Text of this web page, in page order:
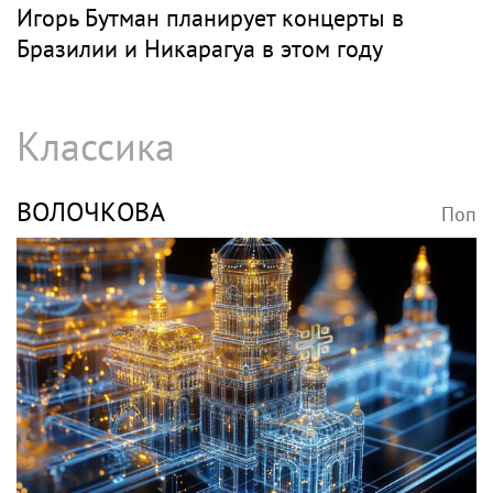
Игорь Бутман планирует концерты в
Бразилии и Никарагуа в этом году
Классика
ВОЛОЧКОВА Поп